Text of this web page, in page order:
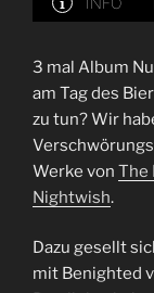
3 mal Album
am Tag des
zu tun? Wir
Werke von The
Nightwish.
Dazu gesellt
mit Benighted